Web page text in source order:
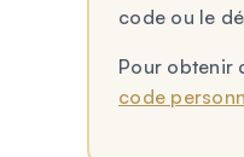
code ou le
Pour obtenir
code